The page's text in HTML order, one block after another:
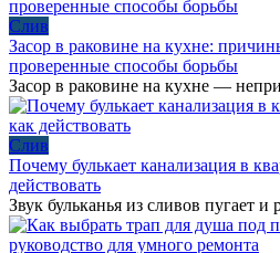
Слив
Засор в раковине на кухне:
проверенные способы борьбы
Засор в раковине на кухне —
Слив
Почему булькает канализация в
действовать
Звук бульканья из сливов пугает